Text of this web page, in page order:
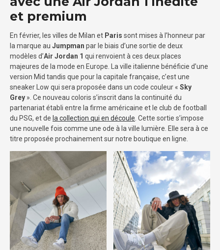
et premium
En février, les villes de Milan et Paris sont mises à l’honneur par
la marque au Jumpman par le biais d’une sortie de deux
modèles d’Air Jordan 1 qui renvoient à ces deux places
majeures de la mode en Europe. La ville italienne bénéficie d’une
version Mid tandis que pour la capitale française, c’est une
sneaker Low qui sera proposée dans un code couleur « Sky
Grey ». Ce nouveau coloris s’inscrit dans la continuité du
partenariat établi entre la firme américaine et le club de football
du PSG, et de la collection qui en découle . Cette sortie s’impose
une nouvelle fois comme une ode à la ville lumière. Elle sera à ce
titre proposée prochainement sur notre boutique en ligne.